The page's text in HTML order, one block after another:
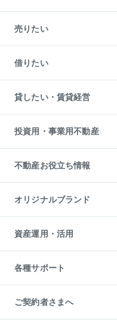
新築・分譲マンションの購入
中古マンションの購入
一戸建ての購入
中古一戸建ての購入
不動産購入の流れ
注目キーワード物件特集
購入ガイド
English 繁体中文簡体中文
売りたい
一戸建ての売却・査定
土地の売却・査定
スピードAI査定
不動産査定について
不動産売却の流れ
不動産買換えの流れ
売却ガイド
借りたい
オフィス・店舗の賃貸
借りるときの流れ
借りるガイド
貸したい・賃貸経営
マンション賃料データ
賃貸管理プラン
リロケーションについて
貸すガイド
投資用・事業用不動産
事業用不動産
マンション投資
投資用マンション
アパート経営
収益物件
ビル購入（ビル一棟）
投資用不動産の売却査定
事業用不動産の売却査定
不動産お役立ち情報
マンションライブラリー
人気マンションランキング
暮らしに役立つ不動産メディア
不動産相場・不動産価格情報
不動産コラム・ニュース
不動産用語集
不動産なんでもネット相談室
住まいの税金
オリジナルブランド
一棟リノベーションマンション
L`GENTE（ルジェンテ）
区分リノベーションマンション
投資用一棟レジデンスWELL
不動産小口投資
LEGACIA（レガシア）
資産運用・活用
不動産M&A
アセットマネジメント・出資
各種サポート
相続サポート
リフォームサポート
ご契約者さまへ